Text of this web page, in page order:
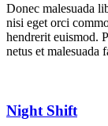
Donec malesuada
nisi eget orci
hendrerit euismod.
netus et malesuada
Night Shift